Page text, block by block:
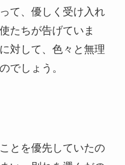
て、優しく受け入れ
たちが告げていま
対して、色々と無理
でしょう。
とを優先していたの